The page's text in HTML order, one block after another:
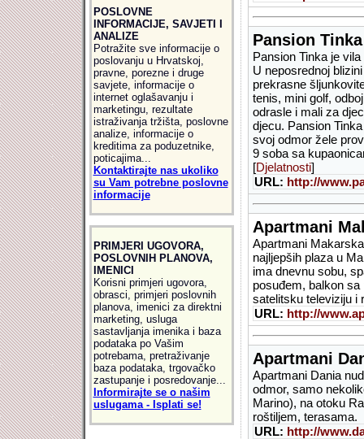
POSLOVNE
INFORMACIJE, SAVJETI I
ANALIZE
Potražite sve informacije o
poslovanju u Hrvatskoj,
pravne, porezne i druge
savjete, informacije o
internet oglašavanju i
marketingu, rezultate
istraživanja tržišta, poslovne
analize, informacije o
kreditima za poduzetnike,
poticajima...
Kontaktirajte nas ukoliko
su Vam potrebne poslovne
informacije
PRIMJERI UGOVORA,
POSLOVNIH PLANOVA,
IMENICI
Korisni primjeri ugovora,
obrasci, primjeri poslovnih
planova, imenici za direktni
marketing, usluga
sastavljanja imenika i baza
podataka po Vašim
potrebama, pretraživanje
baza podataka, trgovačko
zastupanje i posredovanje...
Informirajte se o našim
uslugama - Isplati se!
Pansion Tinka
Pansion Tinka je
U neposrednoj
prekrasne
tenis, mini golf,
odrasle i mali za
djecu. Pansion
svoj odmor žele
9 soba sa
[Djelatnosti]
URL: http://
Apartmani
Apartmani
najljepših plaza u
ima dnevnu sobu,
posuđem, balkon
satelitsku televiziju i
URL: http://
Apartmani
Apartmani Dania
odmor, samo
Marino), na otoku
roštiljem, terasama.
URL: http://